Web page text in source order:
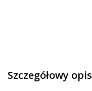
Szczegółowy opis